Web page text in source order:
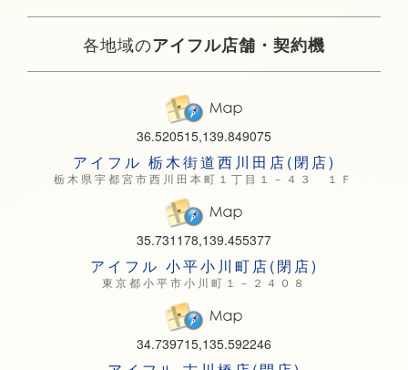
各地域のアイフル店舗・契約機
36.520515,139.849075
アイフル 栃木街道西川田店(閉店)
栃木県宇都宮市西川田本町１丁目１－４３ １Ｆ
35.731178,139.455377
アイフル 小平小川町店(閉店)
東京都小平市小川町１－２４０８
34.739715,135.592246